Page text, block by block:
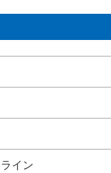
イン